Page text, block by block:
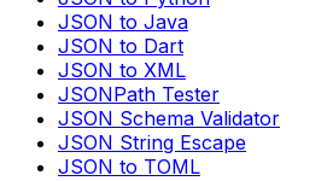
JSON to Java
JSON to Dart
JSON to XML
JSONPath Tester
JSON Schema Validator
JSON String Escape
JSON to TOML